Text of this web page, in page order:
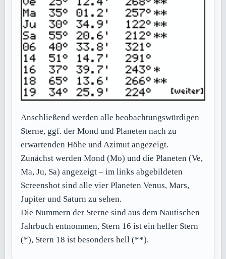
Anschließend werden alle beobachtungswürdigen
Sterne, ggf. der Mond und Planeten nach zu
erwartenden Höhe und Azimut angezeigt.
Zunächst werden Mond (Mo) und die Planeten (Ve,
Ma, Ju, Sa) angezeigt – im links abgebildeten
Screenshot sind alle vier Planeten Venus, Mars,
Jupiter und Saturn zu sehen.
Die Nummern der Sterne sind aus dem Nautischen
Jahrbuch entnommen, Stern 16 ist ein heller Stern
(*), Stern 18 ist besonders hell (**).